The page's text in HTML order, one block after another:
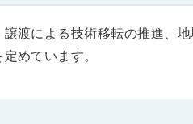
渡による技術移転の推進、
めています。